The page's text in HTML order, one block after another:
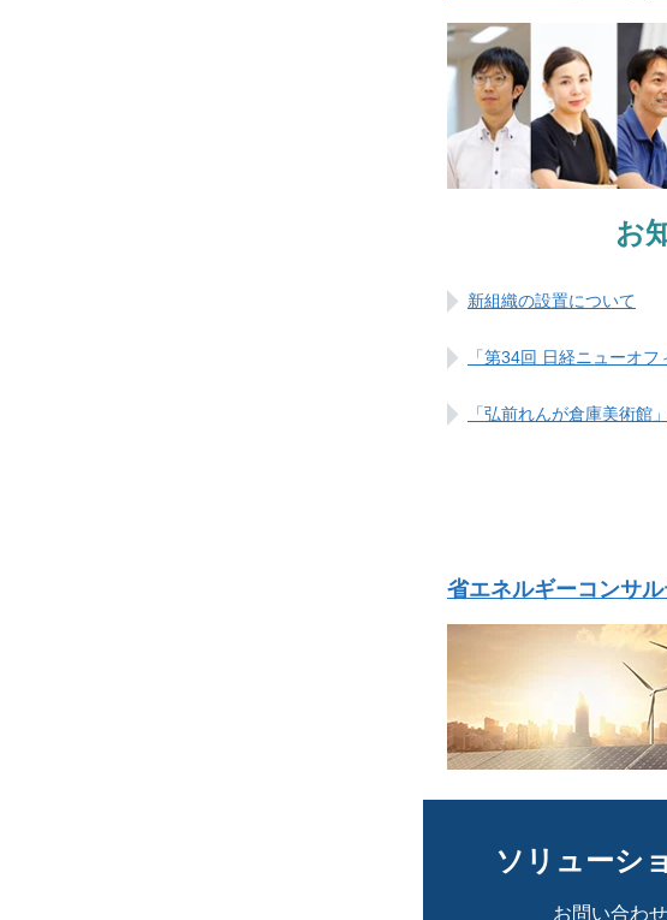
お
新組織の設置について
「第34回 日経ニューオ
「弘前れんが倉庫美術館
省エネルギーコンサ
ソリューシ
お問い合わ